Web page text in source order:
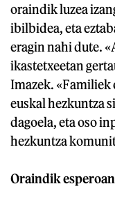
oraindik luzea
ibilbidea, eta
eragin nahi dute.
ikastetxeetan
Imazek. «Familiek
euskal hezkuntza
dagoela, eta oso
hezkuntza
Oraindik esperoan